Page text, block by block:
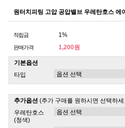
원터치피팅 고압 공압밸브 우레탄호스 에
적립금 1%
판매가격 1,200원
기본옵션
타입
추가옵션 (추가 구매를 원하시면 선택하
우레탄호스
(청색)